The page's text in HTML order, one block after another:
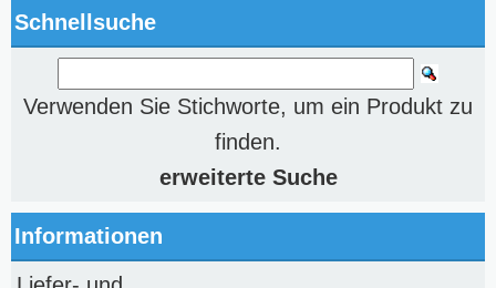
Schnellsuche
Verwenden Sie Stichworte, um ein Produkt zu
finden.
erweiterte Suche
Informationen